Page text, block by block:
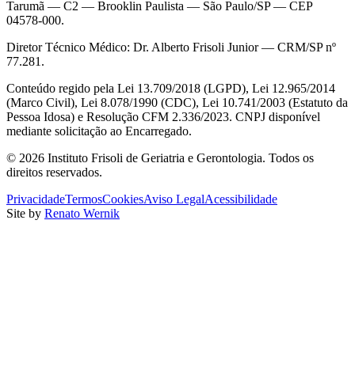
Tarumã — C2 — Brooklin Paulista — São Paulo/SP — CEP
04578-000.
Diretor Técnico Médico: Dr. Alberto Frisoli Junior— CRM/SP nº
77.281.
Conteúdo regido pela Lei 13.709/2018 (LGPD), Lei 12.965/2014
(Marco Civil), Lei 8.078/1990 (CDC), Lei 10.741/2003 (Estatuto da
Pessoa Idosa) e Resolução CFM 2.336/2023. CNPJ disponível
mediante solicitação ao Encarregado.
© 2026 Instituto Frisoli de Geriatria e Gerontologia. Todos os
direitos reservados.
PrivacidadeTermosCookiesAviso LegalAcessibilidade
Site by Renato Wernik